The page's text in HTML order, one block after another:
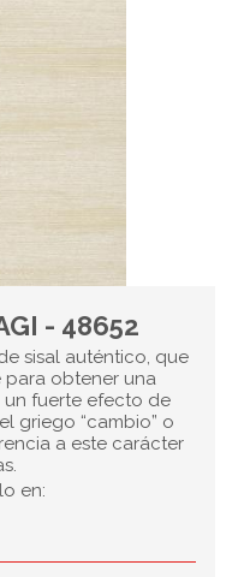
- 48652
sisal auténtico, que
para obtener una
fuerte efecto de
griego “cambio” o
a este carácter
en: